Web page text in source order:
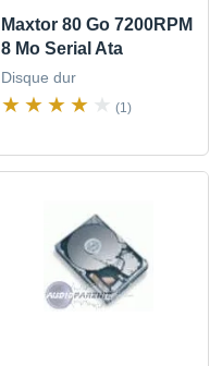
Maxtor 80 Go 7200RPM
8 Mo Serial Ata
Disque dur
(1)